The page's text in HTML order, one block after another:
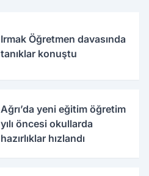
Irmak Öğretmen davasında
tanıklar konuştu
Ağrı’da yeni eğitim öğretim
yılı öncesi okullarda
hazırlıklar hızlandı